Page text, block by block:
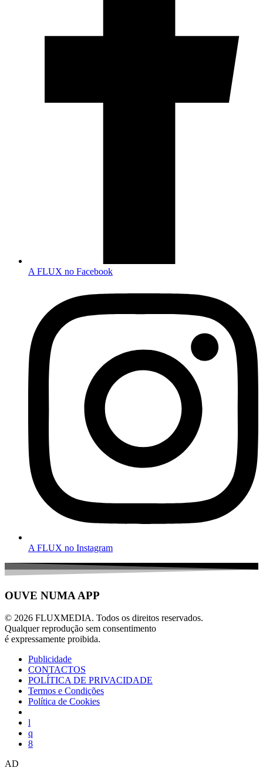
A FLUX no Facebook
A FLUX no Instagram
OUVE NUMA APP
© 2026 FLUXMEDIA. Todos os direitos reservados.
Qualquer reprodução sem consentimento
é expressamente proibida.
Publicidade
CONTACTOS
POLÍTICA DE PRIVACIDADE
Termos e Condições
Política de Cookies
AD